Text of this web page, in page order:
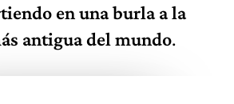
en una burla a la
antigua del mundo.